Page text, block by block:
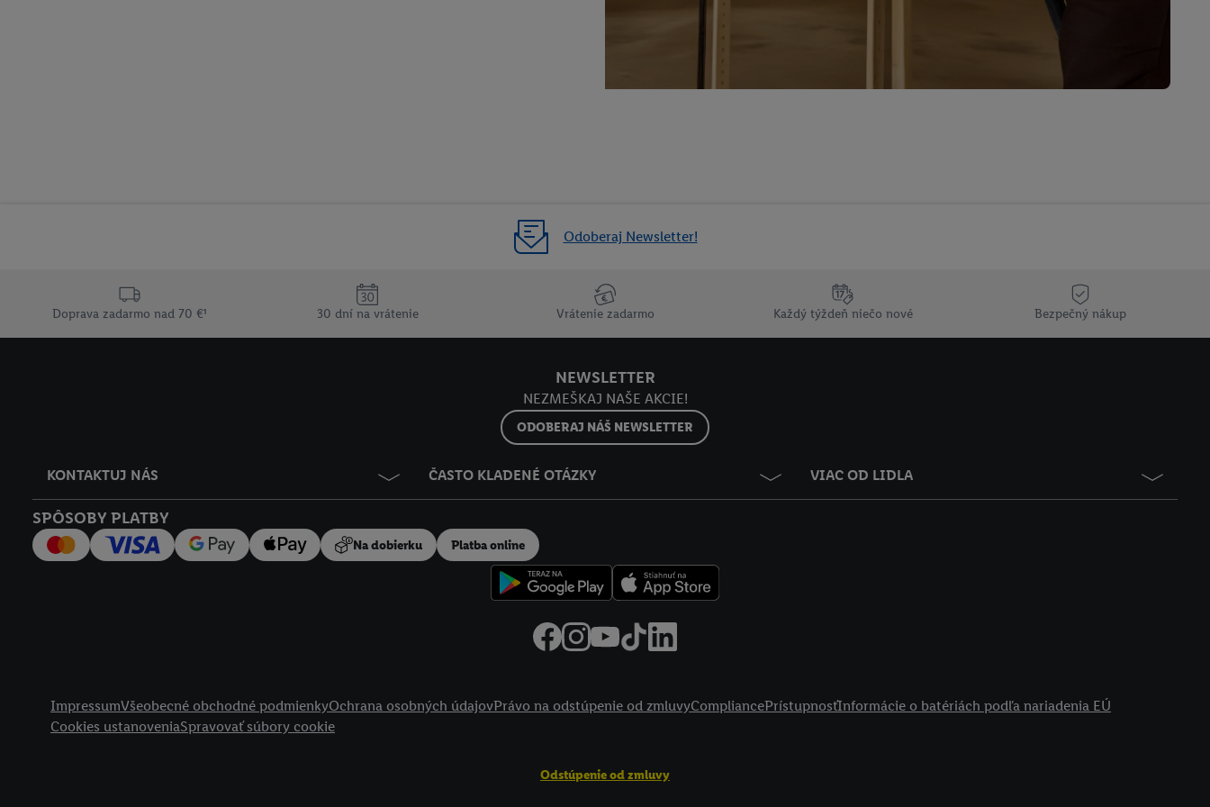
Odoberaj Newsletter!
Doprava zadarmo nad 70 €¹ 30 dní na vrátenie Vrátenie zadarmo Každý týždeň niečo nové Bezpečný nákup
NEWSLETTER
NEZMEŠKAJ NAŠE AKCIE!
ODOBERAJ NÁŠ NEWSLETTER
KONTAKTUJ NÁS ČASTO KLADENÉ OTÁZKY VIAC OD LIDLA
SPÔSOBY PLATBY
Na dobierku Platba online
ImpressumVšeobecné obchodné podmienkyOchrana osobných údajovPrávo na odstúpenie od zmluvyCompliancePrístupnosťInformácie o batériách podľa nariadenia EÚ
Cookies ustanoveniaSpravovať súbory cookie
Odstúpenie od zmluvy